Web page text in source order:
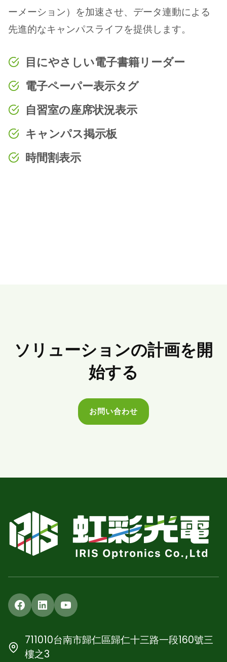
ーメーション）を加速させ、データ連動による
先進的なキャンパスライフを提供します。
目にやさしい電子書籍リーダー
電子ペーパー表示タグ
自習室の座席状況表示
キャンパス掲示板
時間割表示
ソリューションの計画を開
始する
お問い合わせ
Facebook
LinkedInYouTube
711010台南市歸仁區歸仁十三路一段160號三
樓之3